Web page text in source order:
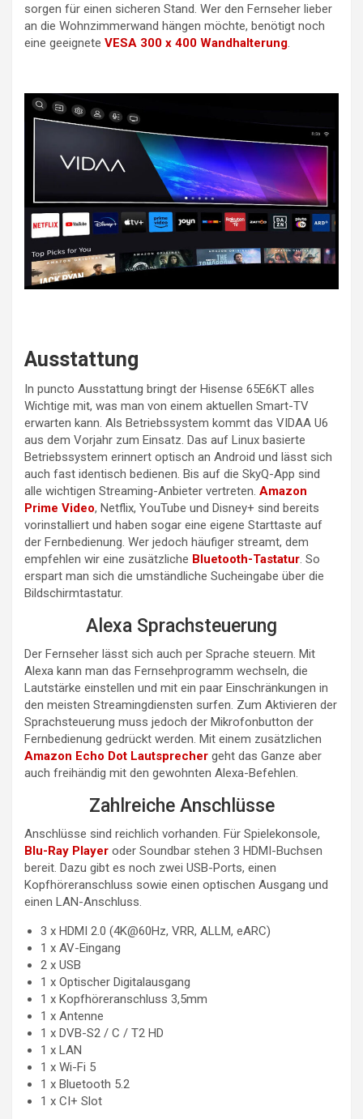
sorgen für einen sicheren Stand. Wer den Fernseher lieber
an die Wohnzimmerwand hängen möchte, benötigt noch
eine geeignete VESA 300 x 400 Wandhalterung.
Ausstattung
In puncto Ausstattung bringt der Hisense 65E6KT alles
Wichtige mit, was man von einem aktuellen Smart-TV
erwarten kann. Als Betriebssystem kommt das VIDAA U6
aus dem Vorjahr zum Einsatz. Das auf Linux basierte
Betriebssystem erinnert optisch an Android und lässt sich
auch fast identisch bedienen. Bis auf die SkyQ-App sind
alle wichtigen Streaming-Anbieter vertreten. Amazon
Prime Video, Netflix, YouTube und Disney+ sind bereits
vorinstalliert und haben sogar eine eigene Starttaste auf
der Fernbedienung. Wer jedoch häufiger streamt, dem
empfehlen wir eine zusätzliche Bluetooth-Tastatur. So
erspart man sich die umständliche Sucheingabe über die
Bildschirmtastatur.
Alexa Sprachsteuerung
Der Fernseher lässt sich auch per Sprache steuern. Mit
Alexa kann man das Fernsehprogramm wechseln, die
Lautstärke einstellen und mit ein paar Einschränkungen in
den meisten Streamingdiensten surfen. Zum Aktivieren der
Sprachsteuerung muss jedoch der Mikrofonbutton der
Fernbedienung gedrückt werden. Mit einem zusätzlichen
Amazon Echo Dot Lautsprecher geht das Ganze aber
auch freihändig mit den gewohnten Alexa-Befehlen.
Zahlreiche Anschlüsse
Anschlüsse sind reichlich vorhanden. Für Spielekonsole,
Blu-Ray Player oder Soundbar stehen 3 HDMI-Buchsen
bereit. Dazu gibt es noch zwei USB-Ports, einen
Kopfhöreranschluss sowie einen optischen Ausgang und
einen LAN-Anschluss.
3 x HDMI 2.0 (4K@60Hz, VRR, ALLM, eARC)
1 x AV-Eingang
2 x USB
1 x Optischer Digitalausgang
1 x Kopfhöreranschluss 3,5mm
1 x Antenne
1 x DVB-S2 / C / T2 HD
1 x LAN
1 x Wi-Fi 5
1 x Bluetooth 5.2
1 x CI+ Slot